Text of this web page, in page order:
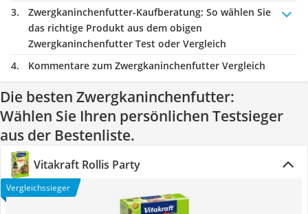
Zwergkaninchenfutter-Kaufberatung: So wählen Sie
das richtige Produkt aus dem obigen
Zwergkaninchenfutter Test oder Vergleich
Kommentare zum Zwergkaninchenfutter Vergleich
Die besten Zwergkaninchenfutter:
Wählen Sie Ihren persönlichen Testsieger
aus der Bestenliste.
Vitakraft Rollis Party
Vergleichssieger